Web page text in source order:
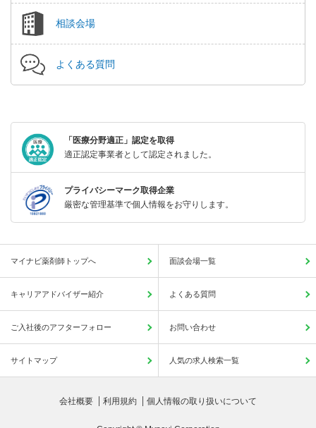
相談会場
よくある質問
「医療分野適正」認定を取得
適正認定事業者として認定されました。
プライバシーマーク取得企業
厳密な管理基準で個人情報をお守りします。
マイナビ薬剤師トップへ 面談会場一覧
キャリアアドバイザー紹介 よくある質問
ご入社後のアフターフォロー お問い合わせ
サイトマップ 人気の求人検索一覧
会社概要 利用規約 個人情報の取り扱いについて